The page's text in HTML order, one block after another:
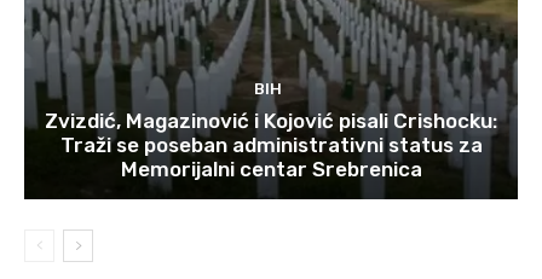
BIH
Zvizdić, Magazinović i Kojović pisali Crishocku:
Traži se poseban administrativni status za
Memorijalni centar Srebrenica